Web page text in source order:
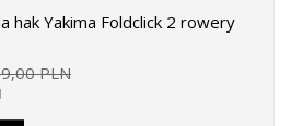
hak Yakima Foldclick 2 rowery
PLN